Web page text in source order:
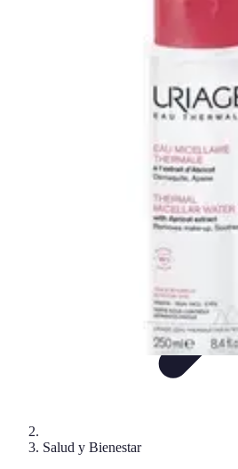
Salud y Bienestar